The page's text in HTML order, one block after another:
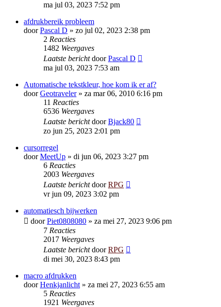
ma jul 03, 2023 7:52 pm
afdrukbereik probleem
doorPascal D » zo jul 02, 2023 2:38 pm
2 Reacties
1482 Weergaves
Laatste berichtdoorPascal D
ma jul 03, 2023 7:53 am
Automatische tekstkleur, hoe kom ik er af?
doorGeotraveler» za mar 06, 2010 6:16 pm
11 Reacties
6536 Weergaves
Laatste berichtdoorBjack80
zo jun 25, 2023 2:01 pm
cursorregel
doorMeetUp » di jun 06, 2023 3:27 pm
6 Reacties
2003 Weergaves
Laatste berichtdoorRPG
vr jun 09, 2023 3:02 pm
automatiesch bijwerken
doorPiet0808080 » za mei 27, 2023 9:06 pm
7 Reacties
2017 Weergaves
Laatste berichtdoorRPG
di mei 30, 2023 8:43 pm
macro afdrukken
doorHenkjanlicht » za mei 27, 2023 6:55 am
5 Reacties
1921 Weergaves